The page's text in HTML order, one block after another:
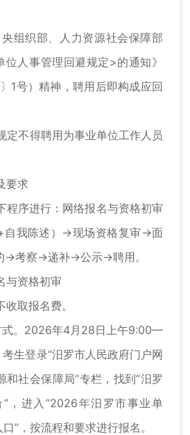
织部、人力资源社会保障部
位人事管理回避规定>的通知》
1号）精神，聘用后即构成应回
不得聘用为事业单位工作人员
要求
序进行：网络报名与资格初审
自我陈述）→现场资格复审→面
考察→递补→公示→聘用。
资格初审
取报名费。
。2026年4月28日上午9:00—
生登录“汨罗市人民政府门户网
社会保障局”专栏，找到“汨罗
，进入“2026年汨罗市事业单
”，按流程和要求进行报名。